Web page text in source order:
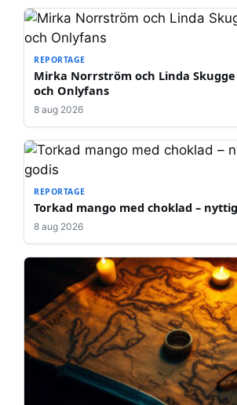
REPORTAGE
Mirka Norrström och Linda
och Onlyfans
8 aug 2026
REPORTAGE
Torkad mango med choklad –
8 aug 2026